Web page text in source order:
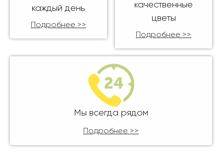
каждый день
Подробнее >>
качественные
цветы
Подробнее >>
Мы всегда рядом
Подробнее >>